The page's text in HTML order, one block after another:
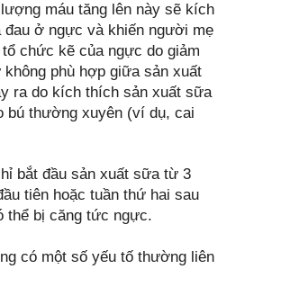
máu tăng lên này sẽ kích
đau ở ngực và khiến người mẹ
chức kẽ của ngực do giảm
phù hợp giữa sản xuất
ra do kích thích sản xuất sữa
bú thường xuyên (ví dụ, cai
bắt đầu sản xuất sữa từ 3
tiên hoặc tuần thứ hai sau
thể bị căng tức ngực.
có một số yếu tố thường liên